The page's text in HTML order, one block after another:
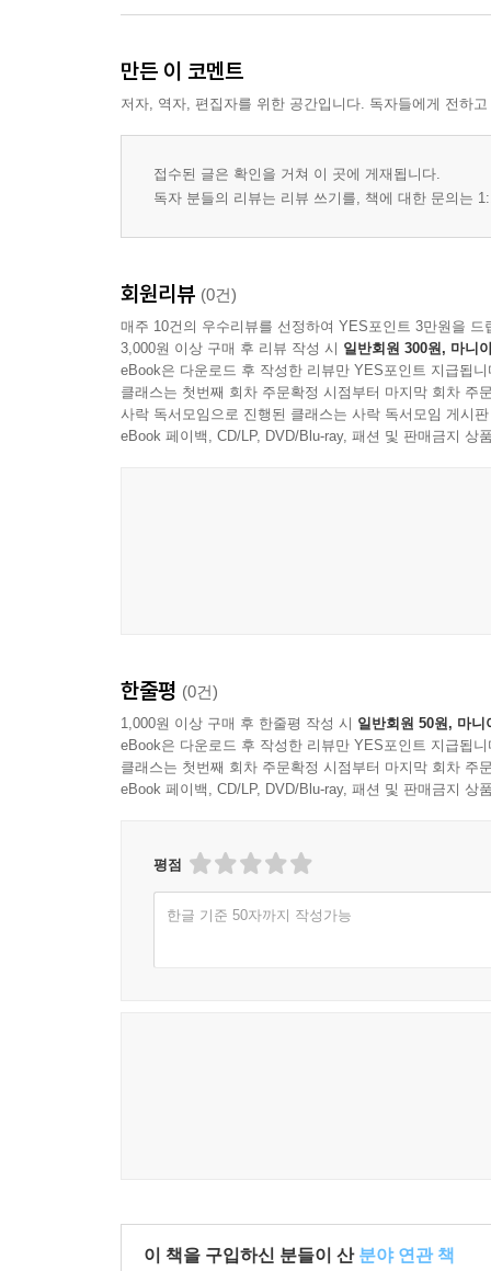
만든 이 코멘트
저자, 역자, 편집자를 위한 공간입니다. 독자들에게 전하
접수된 글은 확인을 거쳐 이 곳에 게재됩니다.
독자 분들의 리뷰는 리뷰 쓰기를, 책에 대한 문의는
회원리뷰 (0건)
매주 10건의 우수리뷰를 선정하여 YES포인트 3만원을 드
3,000원 이상 구매 후 리뷰 작성 시 일반회원 300원, 마니
eBook은 다운로드 후 작성한 리뷰만 YES포인트 지급됩니
클래스는 첫번째 회차 주문확정 시점부터 마지막 회차 주
사락 독서모임으로 진행된 클래스는 사락 독서모임 게시
eBook 페이백, CD/LP, DVD/Blu-ray, 패션 및 판매금지 상
한줄평 (0건)
1,000원 이상 구매 후 한줄평 작성 시 일반회원 50원, 마니
eBook은 다운로드 후 작성한 리뷰만 YES포인트 지급됩니
클래스는 첫번째 회차 주문확정 시점부터 마지막 회차 주
eBook 페이백, CD/LP, DVD/Blu-ray, 패션 및 판매금지 상
평점
한글 기준 50자까지 작성가능
이 책을 구입하신 분들이 산 분야 연관 책